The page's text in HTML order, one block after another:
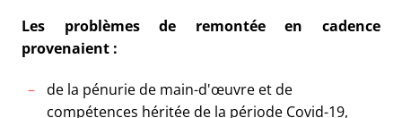
Les problèmes de remontée en cadence
provenaient :
de la pénurie de main-d'œuvre et de
compétences héritée de la période Covid-19,